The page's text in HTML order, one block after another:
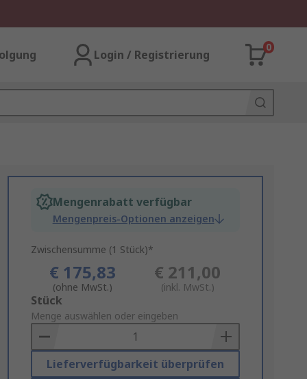
Login / Registrierung
0
Mengenrabatt verfügbar
Mengenpreis-Optionen anzeigen
Zwischensumme (1 Stück)*
€ 175,83
(ohne MwSt.)
€ 211,00
(inkl. MwSt.)
Add
to
Basket
Stück
Menge auswählen oder eingeben
Lieferverfügbarkeit überprüfen